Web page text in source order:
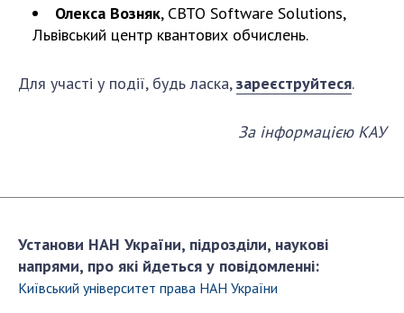
Олекса Возняк, CBTO Software Solutions,
Львівський центр квантових обчислень.
Для участі у події, будь ласка,зареєструйтеся.
За інформацією КАУ
Установи НАН України, підрозділи, наукові
напрями, про які йдеться у повідомленні:
Київський університет права НАН України